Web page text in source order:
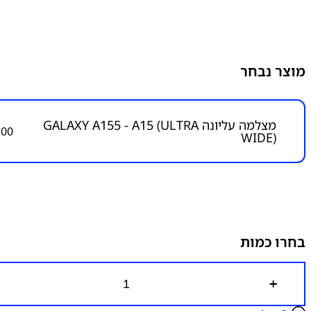
מוצר נבחר
מצלמה עליונה GALAXY A155 - A15 (ULTRA
WIDE)
בחרו כמות